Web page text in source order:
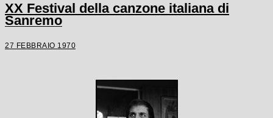
XX Festival della canzone italiana di
Sanremo
27 FEBBRAIO 1970